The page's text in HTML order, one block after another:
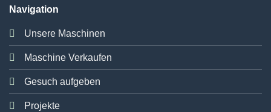
Navigation
Unsere Maschinen
Maschine Verkaufen
Gesuch aufgeben
Projekte